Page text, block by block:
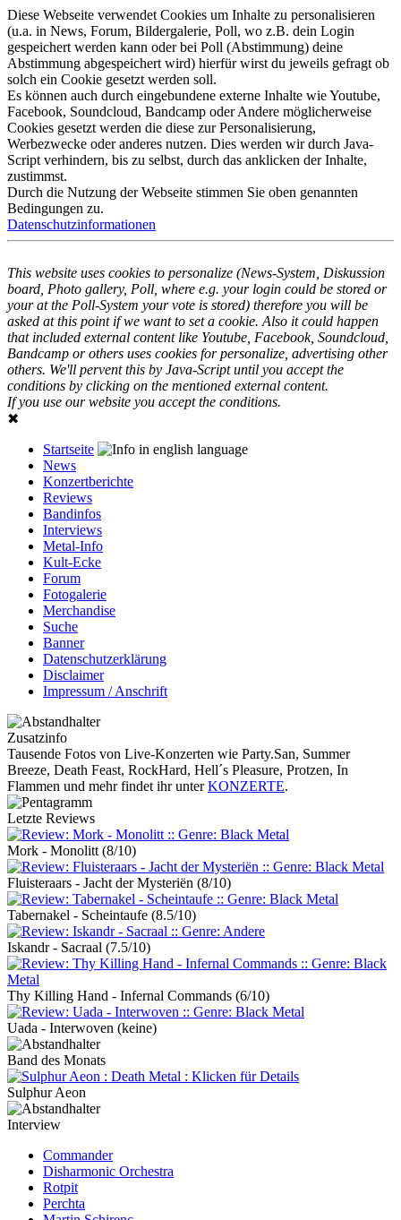
Diese Webseite verwendet Cookies um Inhalte zu personalisieren
(u.a. in News, Forum, Bildergalerie, Poll, wo z.B. dein Login
gespeichert werden kann oder bei Poll (Abstimmung) deine
Abstimmung abgespeichert wird) hierfür wirst du jeweils gefragt ob
solch ein Cookie gesetzt werden soll.
Es können auch durch eingebundene externe Inhalte wie Youtube,
Facebook, Soundcloud, Bandcamp oder Andere möglicherweise
Cookies gesetzt werden die diese zur Personalisierung,
Werbezwecke oder anderes nutzen. Dies werden wir durch Java-
Script verhindern, bis zu selbst, durch das anklicken der Inhalte,
zustimmst.
Durch die Nutzung der Webseite stimmen Sie oben genannten
Bedingungen zu.
Datenschutzinformationen
This website uses cookies to personalize (News-System, Diskussion
board, Photo gallery, Poll, where e.g. your login could be stored or
your at the Poll-System your vote is stored) therefore you will be
asked at this point if we want to set a cookie. Also it could happen
that included external content like Youtube, Facebook, Soundcloud,
Bandcamp or others uses cookies for personalize, advertising other
others. We'll pervent this by Java-Script until you accept the
conditions by clicking on the mentioned external content.
If you use our website you accept the conditions.
✖
Startseite
News
Konzertberichte
Reviews
Bandinfos
Interviews
Metal-Info
Kult-Ecke
Forum
Fotogalerie
Merchandise
Suche
Banner
Datenschutzerklärung
Disclaimer
Impressum / Anschrift
Zusatzinfo
Tausende Fotos von Live-Konzerten wie Party.San, Summer
Breeze, Death Feast, RockHard, Hell´s Pleasure, Protzen, In
Flammen und mehr findet ihr unterKONZERTE.
Letzte Reviews
Mork - Monolitt (8/10)
Fluisteraars - Jacht der Mysteriën (8/10)
Tabernakel - Scheintaufe (8.5/10)
Iskandr - Sacraal (7.5/10)
Thy Killing Hand - Infernal Commands (6/10)
Uada - Interwoven (keine)
Band des Monats
Sulphur Aeon
Interview
Commander
Disharmonic Orchestra
Rotpit
Perchta